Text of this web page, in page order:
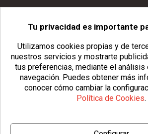
info@usopack.com
© Copyright 2026 Usopack® | Aviso Legal
Tu privacidad es importante
Utilizamos cookies propias y de
nuestros servicios y mostrarte
tus preferencias, mediante el
navegación. Puedes obtener más
conocer cómo cambiar la
Política de Cookies.